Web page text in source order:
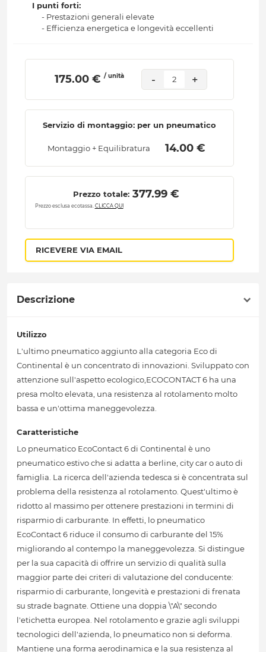
I punti forti:
- Prestazioni generali elevate
- Efficienza energetica e longevità eccellenti
175.00 € / unità - 2 +
Servizio di montaggio: per un pneumatico
Montaggio + Equilibratura 14.00 €
Prezzo totale: 377.99 €
Prezzo esclusa ecotassa. CLICCA QUI
RICEVERE VIA EMAIL
Descrizione
Utilizzo
L'ultimo pneumatico aggiunto alla categoria Eco di
Continental è un concentrato di innovazioni. Sviluppato con
attenzione sull'aspetto ecologico,ECOCONTACT 6 ha una
presa molto elevata, una resistenza al rotolamento molto
bassa e un'ottima maneggevolezza.
Caratteristiche
Lo pneumatico EcoContact 6 di Continental è uno
pneumatico estivo che si adatta a berline, city car o auto di
famiglia. La ricerca dell'azienda tedesca si è concentrata sul
problema della resistenza al rotolamento. Quest'ultimo è
ridotto al massimo per ottenere prestazioni in termini di
risparmio di carburante. In effetti, lo pneumatico
EcoContact 6 riduce il consumo di carburante del 15%
migliorando al contempo la maneggevolezza. Si distingue
per la sua capacità di offrire un servizio di qualità sulla
maggior parte dei criteri di valutazione del conducente:
risparmio di carburante, longevità e prestazioni di frenata
su strade bagnate. Ottiene una doppia \"A\" secondo
l'etichetta europea. Nel rotolamento e grazie agli sviluppi
tecnologici dell'azienda, lo pneumatico non si deforma.
Mantiene una forma aerodinamica e la sua resistenza al